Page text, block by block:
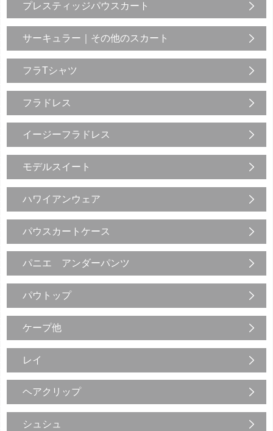
プレスティッジパウスカート
サーキュラー｜その他のスカート
フラTシャツ
フラドレス
イージーフラドレス
モデルスイート
ハワイアンウェア
パウスカートケース
パニエ アンダーパンツ
パウトップ
ケープ他
レイ
ヘアクリップ
シュシュ